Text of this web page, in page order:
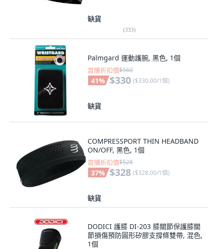
缺貨
(333)
Palmgard 運動護腕, 黑色, 1個
首購折扣價$560
41% $330 ($330.00/1個)
缺貨
COMPRESSPORT THIN HEADBAND
ON/OFF, 黑色, 1個
首購折扣價$528
37% $328 ($328.00/1個)
缺貨
DODICI 護膝 DI-203 膝關節保護膝關
節損傷預防圓形矽膠支撐條雙帶, 混色,
1個